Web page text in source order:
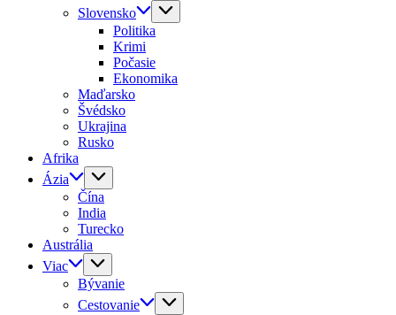
Slovensko
Politika
Krimi
Počasie
Ekonomika
Maďarsko
Švédsko
Ukrajina
Rusko
Afrika
Ázia
Čína
India
Turecko
Austrália
Viac
Bývanie
Cestovanie